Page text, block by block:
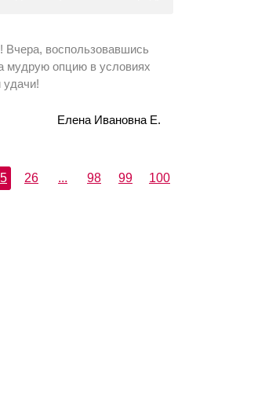
Вчера, воспользовавшись
мудрую опцию в условиях
Елена Ивановна Е.
26 ... 98 99 100